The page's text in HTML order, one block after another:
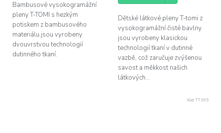
Bambusové vysokogramážní
pleny T-TOMI s hezkým
potiskem z bambusového
materiálu jsou vyrobeny
dvouvrstvou technologií
dutinného tkaní.
Dětské látkové pleny T-tomi z
vysokogramážní čisté bavlny
jsou vyrobeny klasickou
technologií tkaní v dutinné
vazbě, což zaručuje zvýšenou
savost a měkkost našich
látkových...
Kód: TT 965